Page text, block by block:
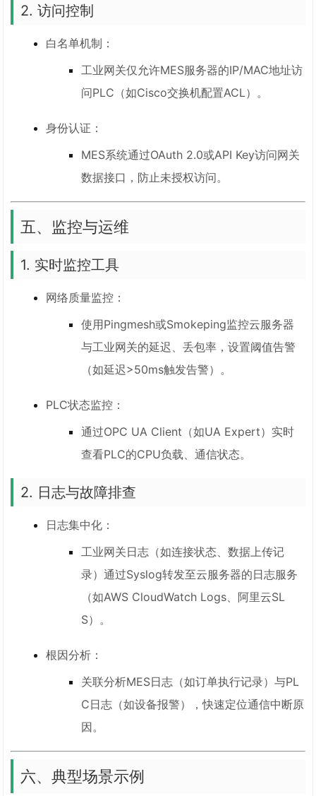
2. 访问控制
白名单机制：
工业网关仅允许MES服务器的IP/MAC地址访
问PLC（如Cisco交换机配置ACL）。
身份认证：
MES系统通过OAuth 2.0或API Key访问网关
数据接口，防止未授权访问。
五、监控与运维
1. 实时监控工具
网络质量监控：
使用Pingmesh或Smokeping监控云服务器
与工业网关的延迟、丢包率，设置阈值告警
（如延迟>50ms触发告警）。
PLC状态监控：
通过OPC UA Client（如UA Expert）实时
查看PLC的CPU负载、通信状态。
2. 日志与故障排查
日志集中化：
工业网关日志（如连接状态、数据上传记
录）通过Syslog转发至云服务器的日志服务
（如AWS CloudWatch Logs、阿里云SL
S）。
根因分析：
关联分析MES日志（如订单执行记录）与PL
C日志（如设备报警），快速定位通信中断原
因。
六、典型场景示例